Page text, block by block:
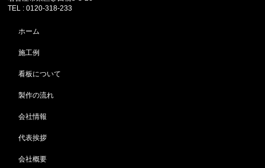
TEL : 0120-318-233
ホーム
施工例
看板について
製作の流れ
会社情報
代表挨拶
会社概要